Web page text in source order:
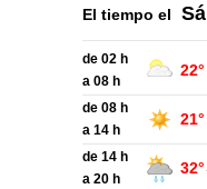
El tiempo el
de 02 h
a 08 h
22°
de 08 h
a 14 h
21°
de 14 h
a 20 h
32°